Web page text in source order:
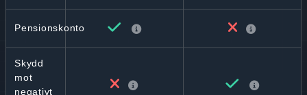
Pensionskonto
Skydd
mot
negativt